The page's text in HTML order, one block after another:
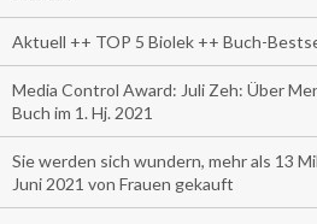
Aktuell ++ TOP 5 Biolek ++ Buch-
Media Control Award: Juli Zeh: Über
Buch im 1. Hj. 2021
Sie werden sich wundern, mehr als 13
Juni 2021 von Frauen gekauft